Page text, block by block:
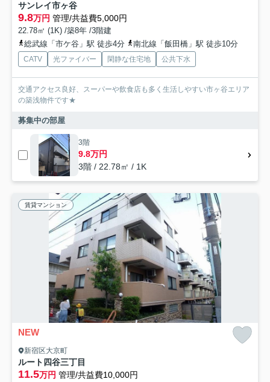
サンレイ市ヶ谷
9.8万円 管理/共益費5,000円
22.78㎡ (1K) /築8年 /3階建
総武線「市ケ谷」駅 徒歩4分
南北線「飯田橋」駅 徒歩10分
CATV 光ファイバー 閑静な住宅地 公共下水
交通アクセス良好、スーパーや飲食店も多く生活しやすい市ヶ谷エリア
の築浅物件です★
募集中の部屋
3階
9.8万円
3階 / 22.78㎡ / 1K
賃貸マンション
NEW
新宿区大京町
ルート四谷三丁目
11.5万円 管理/共益費10,000円